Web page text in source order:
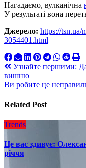
Нагадаємо, вулканічна
У результаті вона
Джерело: https://tsn.ua/
3054401.html
Навигация
по
Узнайте першими:
вишню
Ви робите це
Related Post
Trends
Це вас здивує:
річчя